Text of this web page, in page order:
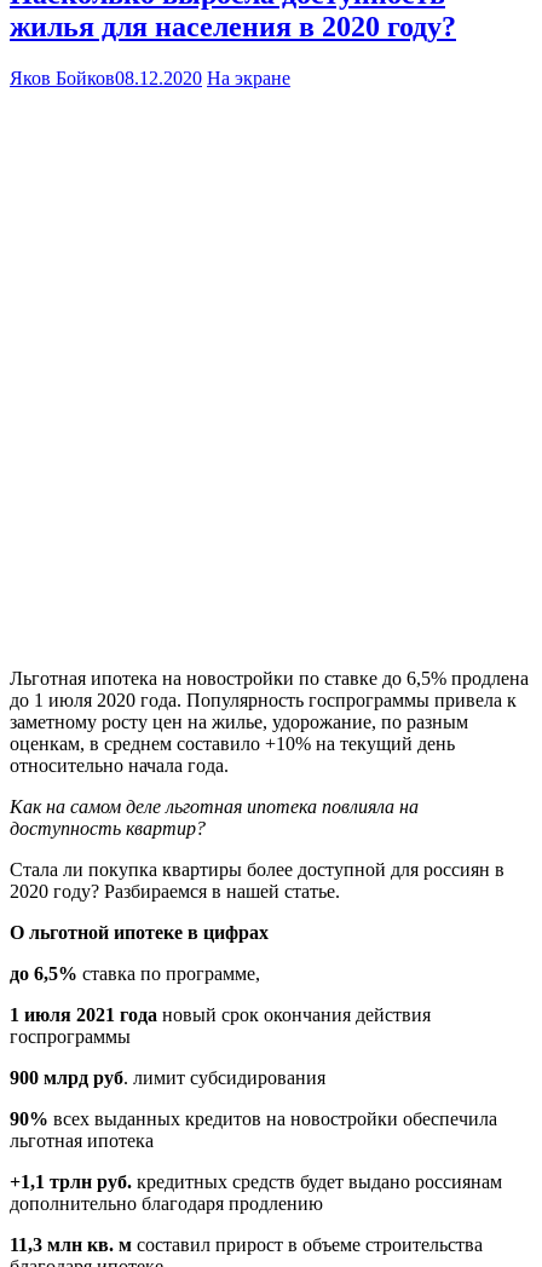
жилья для населения в 2020 году?
Яков Бойков08.12.2020 На экране
Льготная ипотека на новостройки по ставке до 6,5% продлена
до 1 июля 2020 года. Популярность госпрограммы привела к
заметному росту цен на жилье, удорожание, по разным
оценкам, в среднем составило +10% на текущий день
относительно начала года.
Как на самом деле льготная ипотека повлияла на
доступность квартир?
Стала ли покупка квартиры более доступной для россиян в
2020 году? Разбираемся в нашей статье.
О льготной ипотеке в цифрах
до 6,5% ставка по программе,
1 июля 2021 года новый срок окончания действия
госпрограммы
900 млрд руб. лимит субсидирования
90% всех выданных кредитов на новостройки обеспечила
льготная ипотека
+1,1 трлн руб. кредитных средств будет выдано россиянам
дополнительно благодаря продлению
11,3 млн кв. м составил прирост в объеме строительства